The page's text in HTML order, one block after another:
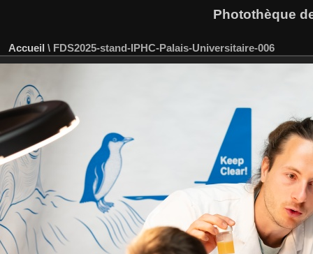
Photothèque
Accueil \ FDS2025-stand-IPHC-Palais-Universitaire-006